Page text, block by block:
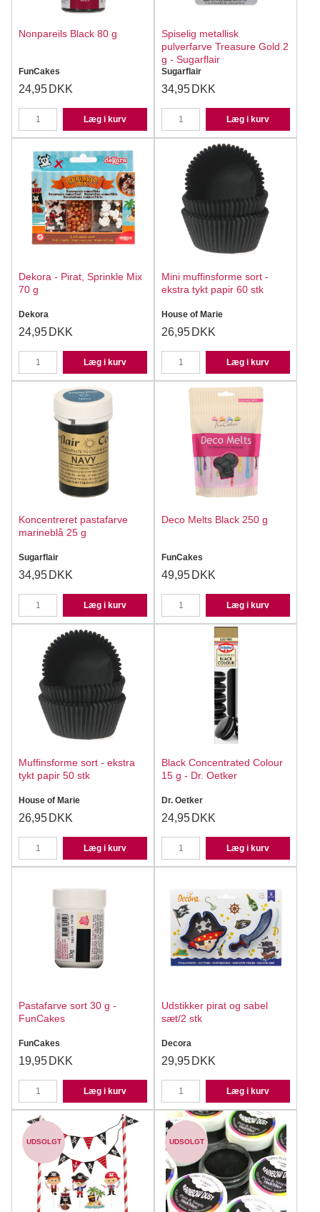
Nonpareils Black 80 g
FunCakes
24,95 DKK
Læg i kurv
Spiselig metallisk
pulverfarve Treasure Gold 2
g - Sugarflair
Sugarflair
34,95 DKK
Læg i kurv
Dekora - Pirat, Sprinkle Mix
70 g
Dekora
24,95 DKK
Læg i kurv
Mini muffinsforme sort -
ekstra tykt papir 60 stk
House of Marie
26,95 DKK
Læg i kurv
Koncentreret pastafarve
marineblå 25 g
Sugarflair
34,95 DKK
Læg i kurv
Deco Melts Black 250 g
FunCakes
49,95 DKK
Læg i kurv
Muffinsforme sort - ekstra
tykt papir 50 stk
House of Marie
26,95 DKK
Læg i kurv
Black Concentrated Colour
15 g - Dr. Oetker
Dr. Oetker
24,95 DKK
Læg i kurv
Pastafarve sort 30 g -
FunCakes
FunCakes
19,95 DKK
Læg i kurv
Udstikker pirat og sabel
sæt/2 stk
Decora
29,95 DKK
Læg i kurv
UDSOLGT UDSOLGT